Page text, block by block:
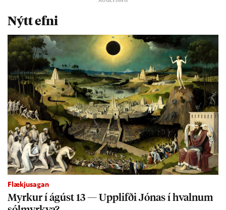
Nýtt efni
Flækjusagan
Myrk­ur í ág­úst 13 — Upp­lifði Jón­as í hvaln­um